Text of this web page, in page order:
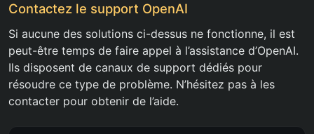
Contactez le support OpenAI
Si aucune des solutions ci-dessus ne fonctionne, il est
peut-être temps de faire appel à l’assistance d’OpenAI.
Ils disposent de canaux de support dédiés pour
résoudre ce type de problème. N’hésitez pas à les
contacter pour obtenir de l’aide.